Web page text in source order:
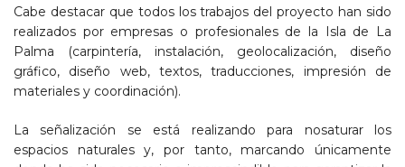
Cabe destacar que todos los trabajos del proyecto han sido
realizados por empresas o profesionales de la Isla de La
Palma (carpintería, instalación, geolocalización, diseño
gráfico, diseño web, textos, traducciones, impresión de
materiales y coordinación).
La señalización se está realizando para nosaturar los
espacios naturales y, por tanto, marcando únicamente